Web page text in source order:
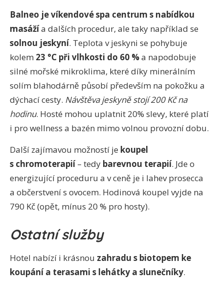
Balneo je víkendové spa centrum s nabídkou
masážía dalších procedur, ale taky například se
solnou jeskyní. Teplota v jeskyni se pohybuje
kolem 23 °C při vlhkosti do 60 %a napodobuje
silné mořské mikroklima, které díky minerálním
solím blahodárně působí především na pokožku a
dýchací cesty. Návštěva jeskyně stojí 200 Kč na
hodinu. Hosté mohou uplatnit 20% slevy, které platí
i pro wellness a bazén mimo volnou provozní dobu.
Další zajímavou možností je koupel
s chromoterapií– tedy barevnou terapií. Jde o
energizující proceduru a v ceně je i lahev prosecca
a občerstvení s ovocem. Hodinová koupel vyjde na
790 Kč (opět, mínus 20 % pro hosty).
Ostatní služby
Hotel nabízí i krásnou zahradu s biotopem ke
koupání a terasami s lehátky a slunečníky.